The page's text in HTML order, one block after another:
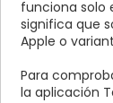
funciona solo
significa que
Apple o
Para
la aplicación